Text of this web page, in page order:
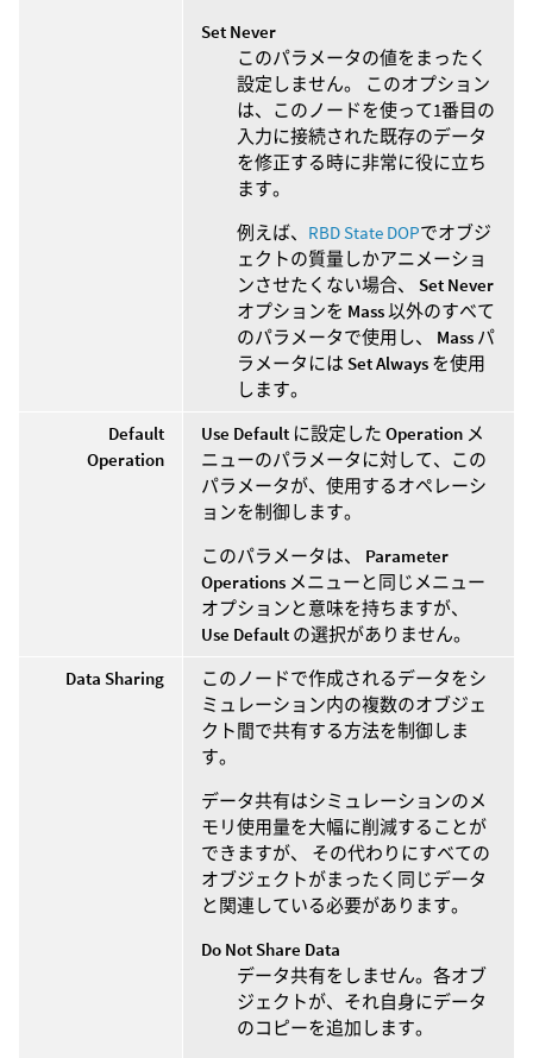
Set Never
このパラメータの値をまったく
設定しません。 このオプション
は、このノードを使って1番目の
入力に接続された既存のデータ
を修正する時に非常に役に立ち
ます。
例えば、 RBD State DOPでオブジ
ェクトの質量しかアニメーショ
ンさせたくない場合、 Set Never
オプションを Mass以外のすべて
のパラメータで使用し、 Mass パ
ラメータには Set Always を使用
します。
Default
Operation
Use Default に設定した Operation メ
ニューのパラメータに対して、この
パラメータが、使用するオペレーシ
ョンを制御します。
このパラメータは、 Parameter
Operations メニューと同じメニュー
オプションと意味を持ちますが、
Use Default の選択がありません。
Data Sharing
このノードで作成されるデータをシ
ミュレーション内の複数のオブジェ
クト間で共有する方法を制御しま
す。
データ共有はシミュレーションのメ
モリ使用量を大幅に削減することが
できますが、 その代わりにすべての
オブジェクトがまったく同じデータ
と関連している必要があります。
Do Not Share Data
データ共有をしません。各オブ
ジェクトが、それ自身にデータ
のコピーを追加します。